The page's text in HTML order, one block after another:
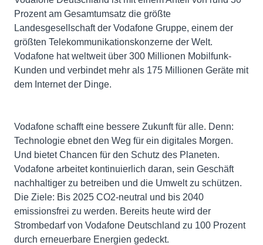
Prozent am Gesamtumsatz die größte
Landesgesellschaft der Vodafone Gruppe, einem der
größten Telekommunikationskonzerne der Welt.
Vodafone hat weltweit über 300 Millionen Mobilfunk-
Kunden und verbindet mehr als 175 Millionen Geräte mit
dem Internet der Dinge.
Vodafone schafft eine bessere Zukunft für alle. Denn:
Technologie ebnet den Weg für ein digitales Morgen.
Und bietet Chancen für den Schutz des Planeten.
Vodafone arbeitet kontinuierlich daran, sein Geschäft
nachhaltiger zu betreiben und die Umwelt zu schützen.
Die Ziele: Bis 2025 CO2-neutral und bis 2040
emissionsfrei zu werden. Bereits heute wird der
Strombedarf von Vodafone Deutschland zu 100 Prozent
durch erneuerbare Energien gedeckt.